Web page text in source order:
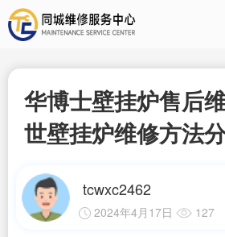
华博士壁挂炉售后
世壁挂炉维修方法
tcwxc2462
2024年4月17日 127